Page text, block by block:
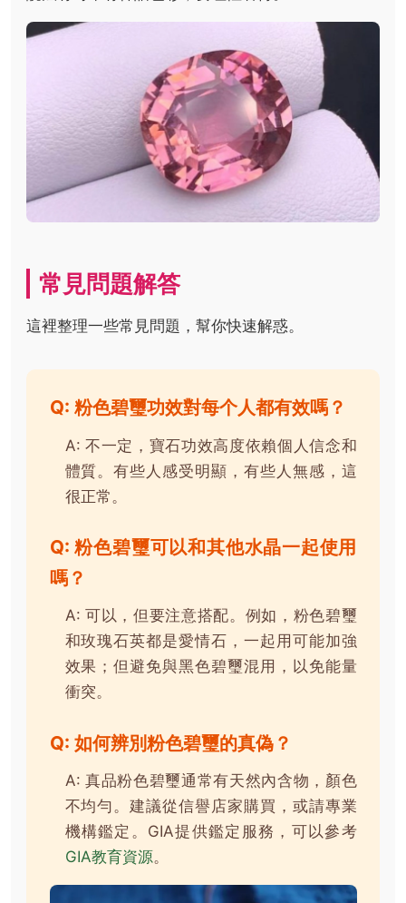
常見問題解答
這裡整理一些常見問題，幫你快速解惑。
Q: 粉色碧璽功效對每个人都有效嗎？
A: 不一定，寶石功效高度依賴個人信念和
體質。有些人感受明顯，有些人無感，這
很正常。
Q: 粉色碧璽可以和其他水晶一起使用
嗎？
A: 可以，但要注意搭配。例如，粉色碧璽
和玫瑰石英都是愛情石，一起用可能加強
效果；但避免與黑色碧璽混用，以免能量
衝突。
Q: 如何辨別粉色碧璽的真偽？
A: 真品粉色碧璽通常有天然內含物，顏色
不均勻。建議從信譽店家購買，或請專業
機構鑑定。GIA提供鑑定服務，可以參考
GIA教育資源。